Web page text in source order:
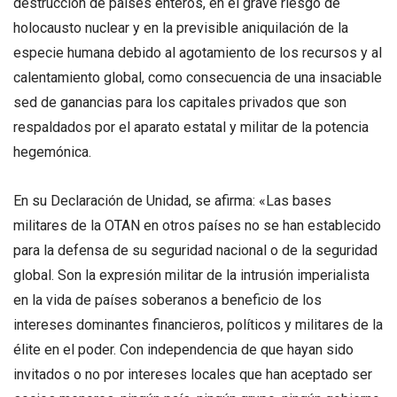
holocausto nuclear y en la previsible aniquilación de la
especie humana debido al agotamiento de los recursos y al
calentamiento global, como consecuencia de una insaciable
sed de ganancias para los capitales privados que son
respaldados por el aparato estatal y militar de la potencia
hegemónica.
En su Declaración de Unidad, se afirma: «Las bases
militares de la OTAN en otros países no se han establecido
para la defensa de su seguridad nacional o de la seguridad
global. Son la expresión militar de la intrusión imperialista
en la vida de países soberanos a beneficio de los
intereses dominantes financieros, políticos y militares de la
élite en el poder. Con independencia de que hayan sido
invitados o no por intereses locales que han aceptado ser